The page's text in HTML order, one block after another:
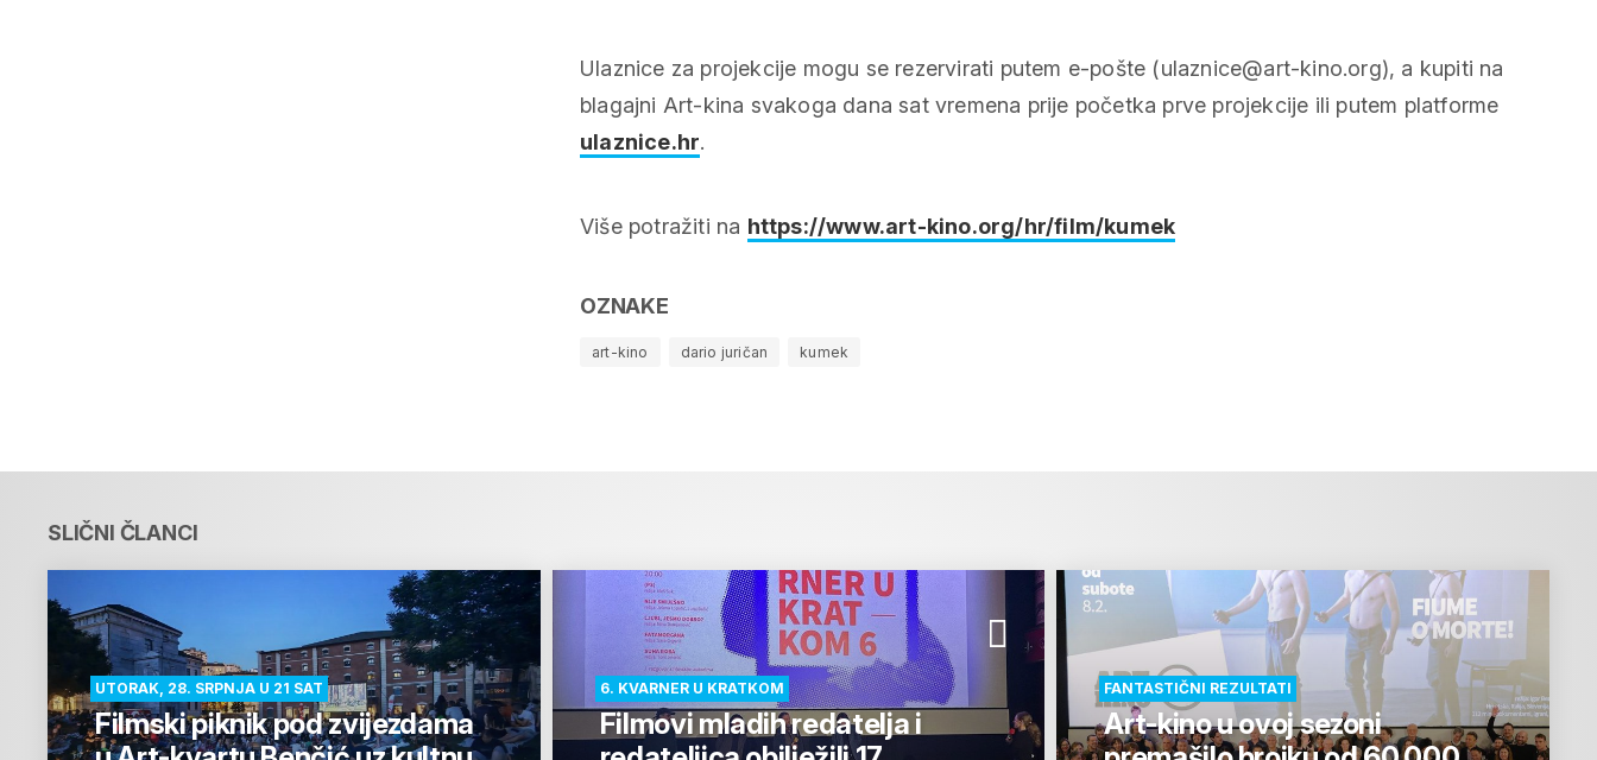
Ulaznice za projekcije mogu se rezervirati putem e-pošte (ulaznice@art-kino.org), a kupiti na
blagajni Art-kina svakoga dana sat vremena prije početka prve projekcije ili putem platforme
ulaznice.hr.
Više potražiti na https://www.art-kino.org/hr/film/kumek
OZNAKE
art-kino dario juričan kumek
SLIČNI ČLANCI
UTORAK, 28. SRPNJA U 21 SAT
Filmski piknik pod zvijezdama
6. KVARNER U KRATKOM
Filmovi mladih redatelja i
FANTASTIČNI REZULTATI
Art-kino u ovoj sezoni